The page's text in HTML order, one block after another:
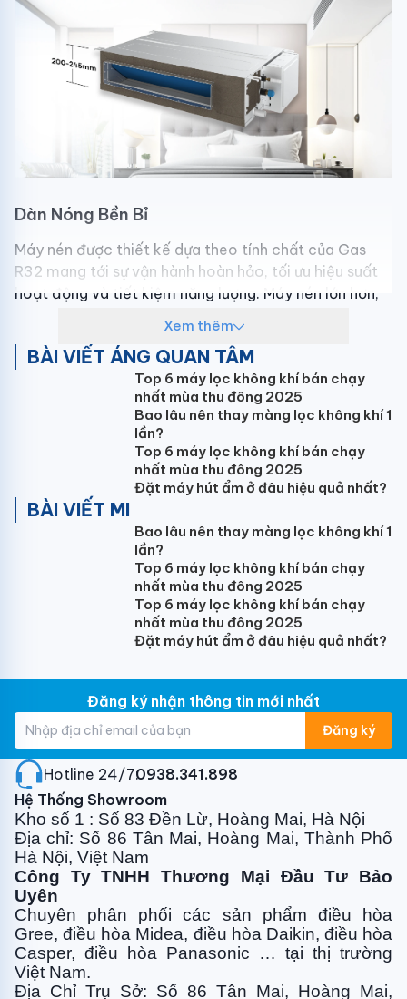
Dàn Nóng Bền Bỉ
Máy nén được thiết kế dựa theo tính chất của Gas
R32 mang tới sự vận hành hoàn hảo, tối ưu hiệu suất
hoạt động và tiết kiệm năng lượng. Máy nén lớn hơn,
Máy hoạt động ngay cả trong điều kiện thời tiết khắc
nghiệt. Phạm vi hoạt động rộng với nhiệt độ ngoài trời
từ -15°C đến 49°C
Dòng điều hòa inverter mới có thể điều chỉnh công
suất lạnh theo tải lạnh, không phải dừng khởi động
thường xuyên, nhiệt độ phòng ít dao động, dễ chịu
hơn.
Xem thêm
BÀI VIẾT ÁNG QUAN TÂM
Top 6 máy lọc không khí bán chạy
nhất mùa thu đông 2025
Bao lâu nên thay màng lọc không khí 1
lần?
Top 6 máy lọc không khí bán chạy
nhất mùa thu đông 2025
Đặt máy hút ẩm ở đâu hiệu quả nhất?
BÀI VIẾT MI
Bao lâu nên thay màng lọc không khí 1
lần?
Top 6 máy lọc không khí bán chạy
nhất mùa thu đông 2025
Top 6 máy lọc không khí bán chạy
nhất mùa thu đông 2025
Đặt máy hút ẩm ở đâu hiệu quả nhất?
Đăng ký nhận thông tin mới nhất
Đăng ký
Hotline 24/7:0938.341.898
Hệ Thống Showroom
Kho số 1 : Số 83 Đền Lừ, Hoàng Mai, Hà Nội
Địa chỉ: Số 86 Tân Mai, Hoàng Mai, Thành Phố
Hà Nội, Việt Nam
Công Ty TNHH Thương Mại Đầu Tư Bảo
Uyên
Chuyên phân phối các sản phẩm điều hòa
Gree, điều hòa Midea, điều hòa Daikin, điều hòa
Casper, điều hòa Panasonic … tại thị trường
Việt Nam.
Địa Chỉ Trụ Sở: Số 86 Tân Mai, Hoàng Mai,